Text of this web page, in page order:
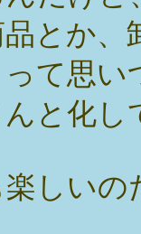
とか、
って思
と化し
しいの